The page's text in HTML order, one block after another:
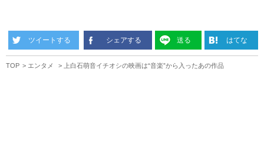
ツイートする シェアする 送る はてな
TOP エンタメ 上白石萌音イチオシの映画は“音楽”から入ったあの作品